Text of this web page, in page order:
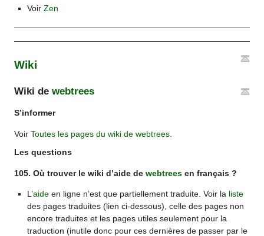
Voir Zen
Wiki
Wiki dewebtrees
S’informer
VoirToutes les pages du wiki de webtrees
Les questions
105. Où trouver le wiki d’aide dewebtrees en français ?
L’aideen ligne n’est que partiellement traduite. Voir la liste
des pages traduites (lien ci-dessous), celle des pages non
encore traduites et les pages utiles seulement pour la
traduction (inutile donc pour ces dernières de passer par le